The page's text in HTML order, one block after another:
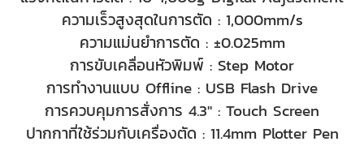
ความเร็วสูงสุดในการตัด : 1,000mm/s
ความแม่นยำการตัด : ±0.025mm
การขับเคลื่อนหัวพิมพ์ : Step Motor
การทำงานแบบ Offline : USB Flash Drive
การควบคุมการสั่งการ 4.3" : Touch Screen
ปากกาที่ใช้ร่วมกับเครื่องตัด : 11.4mm Plotter Pen